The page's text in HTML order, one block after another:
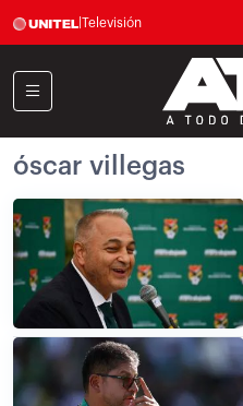
Televisión
óscar villegas